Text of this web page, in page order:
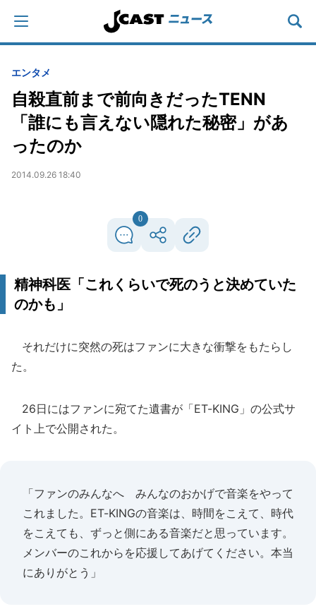
エンタメ
自殺直前まで前向きだったTENN
「誰にも言えない隠れた秘密」があ
ったのか
2014.09.26 18:40
0
精神科医「これくらいで死のうと決めていた
のかも」
それだけに突然の死はファンに大きな衝撃をもたらし
た。
26日にはファンに宛てた遺書が「ET-KING」の公式サ
イト上で公開された。
「ファンのみんなへ みんなのおかげで音楽をやって
これました。ET-KINGの音楽は、時間をこえて、時代
をこえても、ずっと側にある音楽だと思っています。
メンバーのこれからを応援してあげてください。本当
にありがとう」